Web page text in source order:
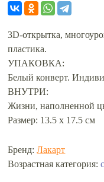
3D-открытка,
пластика.
УПАКОВКА:
Белый конверт.
ВНУТРИ:
Жизни, наполненной
Размер: 13.5 х 17.5 см
Бренд:Лакарт
Возрастная категория: